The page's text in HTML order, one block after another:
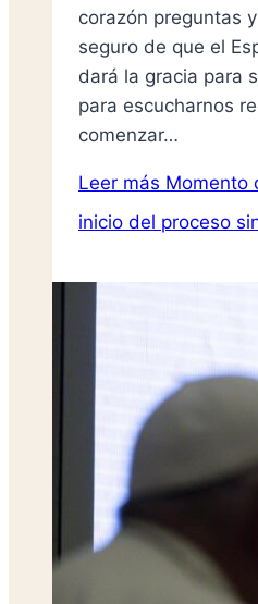
corazón preguntas
seguro de que el
dará la gracia para
para escucharnos
comenzar…
Leer más Momento
inicio del proceso